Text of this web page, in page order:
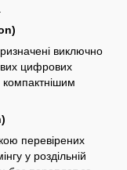
виключно
цифрових
перевірених
у роздільній